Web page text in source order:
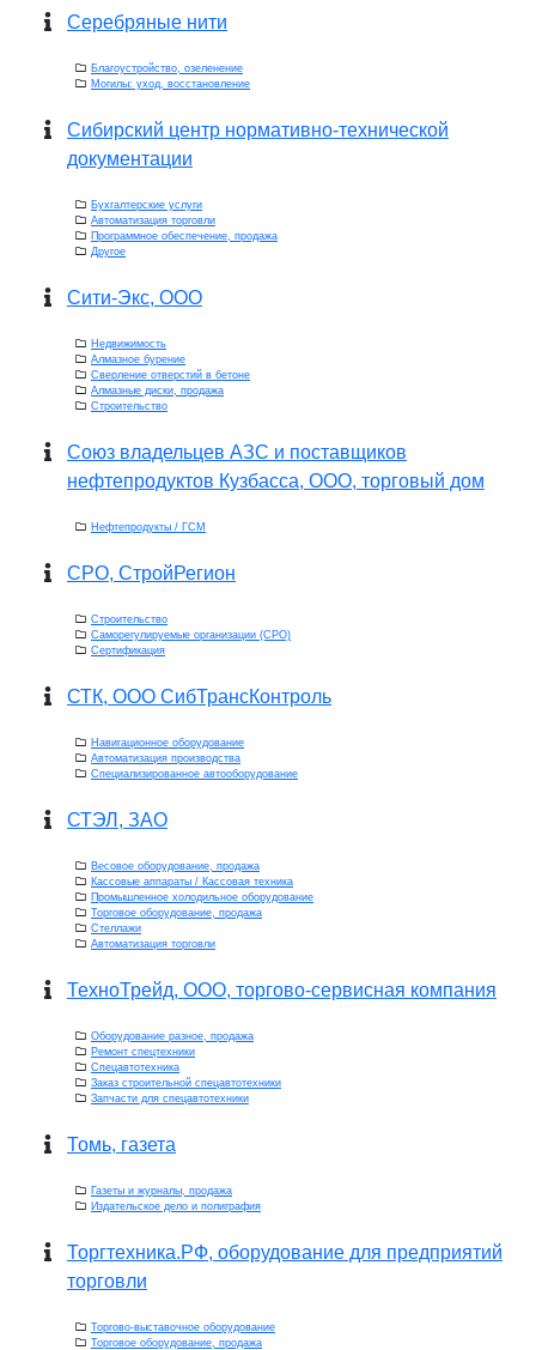
Серебряные нити
Благоустройство, озеленение
Могилы: уход, восстановление
Сибирский центр нормативно-технической
документации
Бухгалтерские услуги
Автоматизация торговли
Программное обеспечение, продажа
Другое
Сити-Экс, ООО
Недвижимость
Алмазное бурение
Сверление отверстий в бетоне
Алмазные диски, продажа
Строительство
Союз владельцев АЗС и поставщиков
нефтепродуктов Кузбасса, ООО, торговый дом
Нефтепродукты / ГСМ
СРО, СтройРегион
Строительство
Саморегулируемые организации (СРО)
Сертификация
СТК, ООО СибТрансКонтроль
Навигационное оборудование
Автоматизация производства
Специализированное автооборудование
СТЭЛ, ЗАО
Весовое оборудование, продажа
Кассовые аппараты / Кассовая техника
Промышленное холодильное оборудование
Торговое оборудование, продажа
Стеллажи
Автоматизация торговли
ТехноТрейд, ООО, торгово-сервисная компания
Оборудование разное, продажа
Ремонт спецтехники
Спецавтотехника
Заказ строительной спецавтотехники
Запчасти для спецавтотехники
Томь, газета
Газеты и журналы, продажа
Издательское дело и полиграфия
Торгтехника.РФ, оборудование для предприятий
торговли
Торгово-выставочное оборудование
Торговое оборудование, продажа